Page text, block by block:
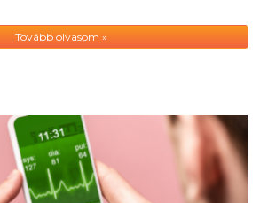
Tovább olvasom »